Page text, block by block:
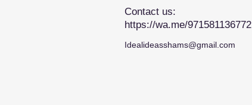
Contact us:
https://wa.me/971581136772
Idealideasshams@gmail.com